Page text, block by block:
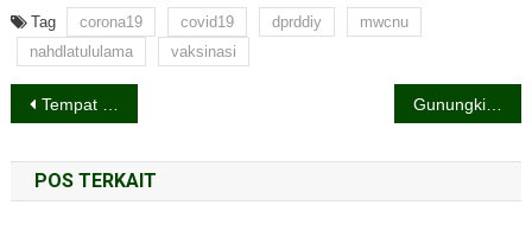
Tag corona19 covid19 dprddiy
mwcnu
nahdlatululama
vaksinasi
Navigasi
pos
Tempat Rapat dan Nongkrong di Deket Titik Nol Gunungkidul dan Sleman Berbagi Gelar
POS TERKAIT